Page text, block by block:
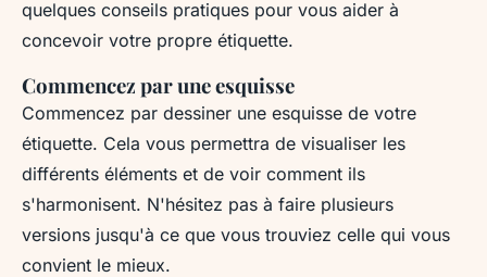
quelques conseils pratiques pour vous aider à
concevoir votre propre étiquette.
Commencez par une esquisse
Commencez par dessiner une esquisse de votre
étiquette. Cela vous permettra de visualiser les
différents éléments et de voir comment ils
s'harmonisent. N'hésitez pas à faire plusieurs
versions jusqu'à ce que vous trouviez celle qui vous
convient le mieux.